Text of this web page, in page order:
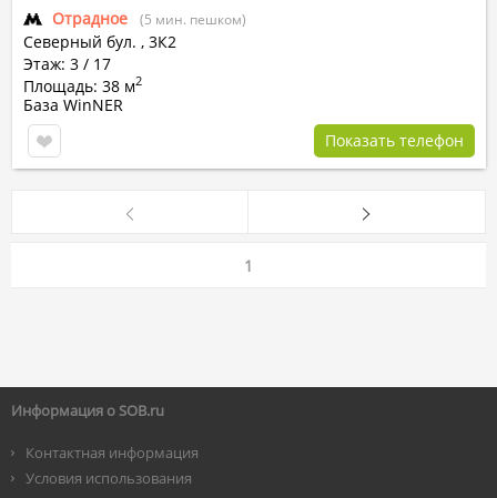
Отрадное (5 мин. пешком)
Северный бул. , 3К2
Этаж: 3 / 17
Площадь: 38 м2
База WinNER
Показать телефон
1
Информация о SOB.ru
Контактная информация
Условия использования